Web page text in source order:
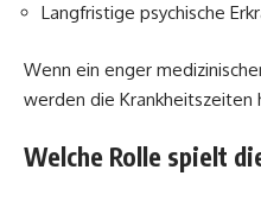
Langfristige psychische
Wenn ein enger
werden die Krankheitszeiten
Welche Rolle spielt